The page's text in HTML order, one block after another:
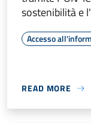
sostenibilità e
Accesso
READ MORE